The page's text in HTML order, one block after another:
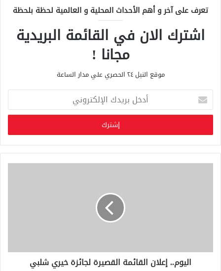
تعرف على آخر و أهم الأحداث المحلية و العالمية لحظة بلحظة
اشترك الان في القائمة البريدية
مجانا !
موقع النيل ٢٤ الحصري علي مدار الساعة
خ
ب
ر
ي
ر
اليوم.. إعلان القائمة القصيرة لجائزة خيري شلبي